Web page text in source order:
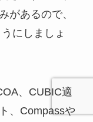
があるので、
にしましょ
、CUBIC適
、Compassや